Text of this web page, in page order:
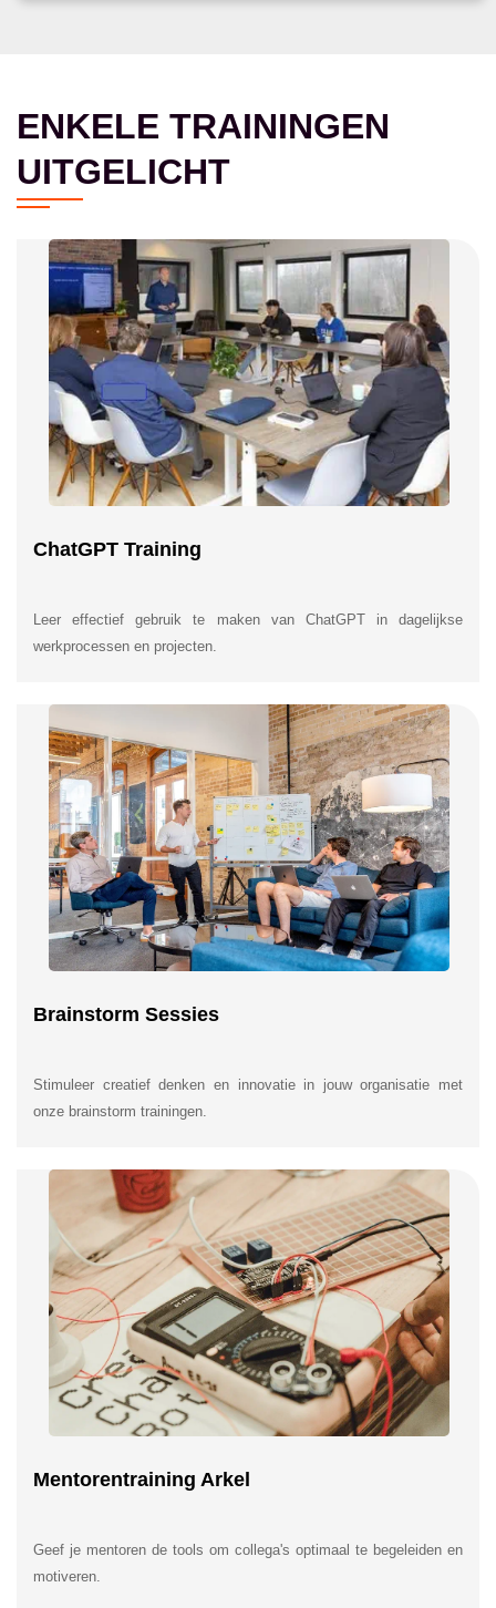
ENKELE TRAININGEN
UITGELICHT
ChatGPT Training
Leer effectief gebruik te maken van ChatGPT in dagelijkse
werkprocessen en projecten.
Brainstorm Sessies
Stimuleer creatief denken en innovatie in jouw organisatie met
onze brainstorm trainingen.
Mentorentraining Arkel
Geef je mentoren de tools om collega's optimaal te begeleiden en
motiveren.